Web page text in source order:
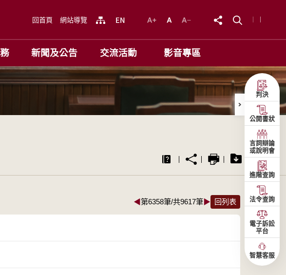
回首頁 網站導覽
新聞及公告 交流活動 影音專區
◀第6358筆/共9617筆▶ 回列表
判決
公開書狀
言詞辯論
或說明會
進階查詢
法令查詢
電子訴訟
平台
智慧客服